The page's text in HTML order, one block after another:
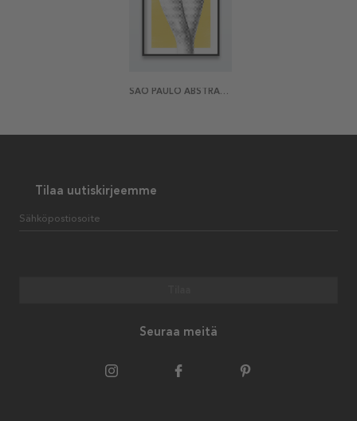
SAO PAULO ABSTRACT JULISTE
Tilaa uutiskirjeemme
Sähköpostiosoite
Seuraa meitä